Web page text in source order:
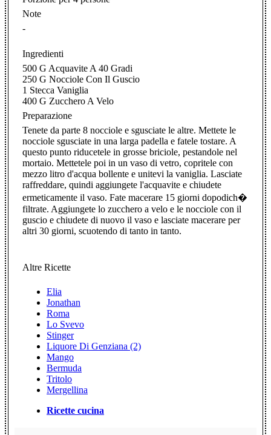
Note
-
Ingredienti
500 G Acquavite A 40 Gradi
250 G Nocciole Con Il Guscio
1 Stecca Vaniglia
400 G Zucchero A Velo
Preparazione
Tenete da parte 8 nocciole e sgusciate le altre. Mettete le
nocciole sgusciate in una larga padella e fatele tostare. A
questo punto riducetele in grosse briciole, pestandole nel
mortaio. Mettetele poi in un vaso di vetro, copritele con
mezzo litro d'acqua bollente e unitevi la vaniglia. Lasciate
raffreddare, quindi aggiungete l'acquavite e chiudete
ermeticamente il vaso. Fate macerare 15 giorni dopodich�
filtrate. Aggiungete lo zucchero a velo e le nocciole con il
guscio e chiudete di nuovo il vaso e lasciate macerare per
altri 30 giorni, scuotendo di tanto in tanto.
Altre Ricette
Elia
Jonathan
Roma
Lo Svevo
Stinger
Liquore Di Genziana (2)
Mango
Bermuda
Tritolo
Mergellina
Ricette cucina